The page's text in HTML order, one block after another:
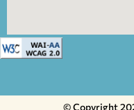
© Copyright